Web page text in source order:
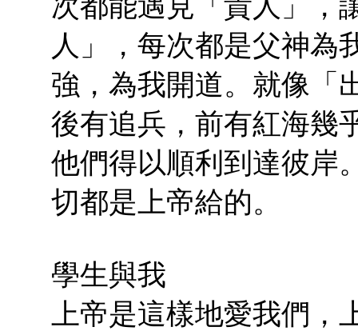
人」，每次都是父神為
強，為我開道。就像「
後有追兵，前有紅海幾
他們得以順利到達彼岸
切都是上帝給的。
學生與我
上帝是這樣地愛我們